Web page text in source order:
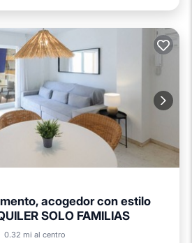
acogedor con estilo
SOLO FAMILIAS
0.32 mi al centroPiscina